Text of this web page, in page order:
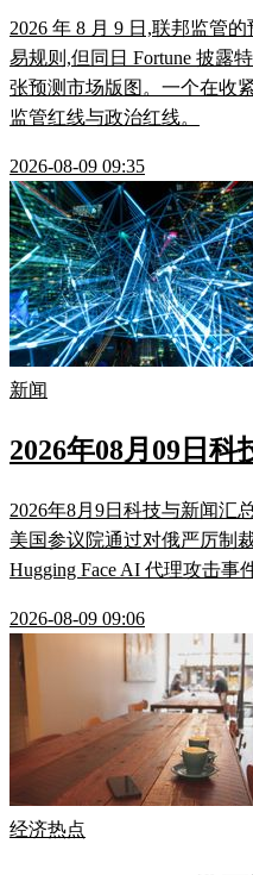
2026 年 8 月 9 日,联邦监管
易规则,但同日 Fortune 披露
张预测市场版图。一个在收
监管红线与政治红线。
2026-08-09 09:35
新闻
2026年08月09日科
2026年8月9日科技与新闻汇
美国参议院通过对俄严厉制
Hugging Face AI 代理攻击事
2026-08-09 09:06
经济热点